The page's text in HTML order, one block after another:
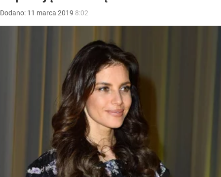
Dodano: 11 marca 2019 8:02